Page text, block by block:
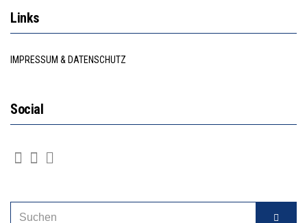
Links
IMPRESSUM & DATENSCHUTZ
Social